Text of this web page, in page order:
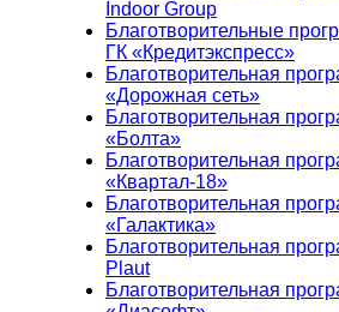
Indoor Group
Благотворительные
ГК «Кредитэкспресс»
Благотворительная
«Дорожная сеть»
Благотворительная
«Болта»
Благотворительная
«Квартал-18»
Благотворительная
«Галактика»
Благотворительная
Plaut
Благотворительная